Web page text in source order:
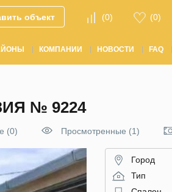
объект (0) (0)
КОМПАНИИ НОВОСТИ FAQ
№ 9224
(0) Просмотренные (1)
Город
Тип